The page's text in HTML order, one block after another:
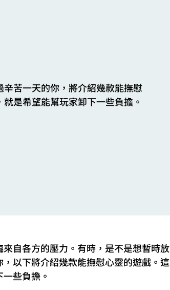
苦一天的你，將介紹幾款能撫慰
是希望能幫玩家卸下一些負擔。
自各方的壓力。有時，是不是想暫時放
以下將介紹幾款能撫慰心靈的遊戲。這
些負擔。